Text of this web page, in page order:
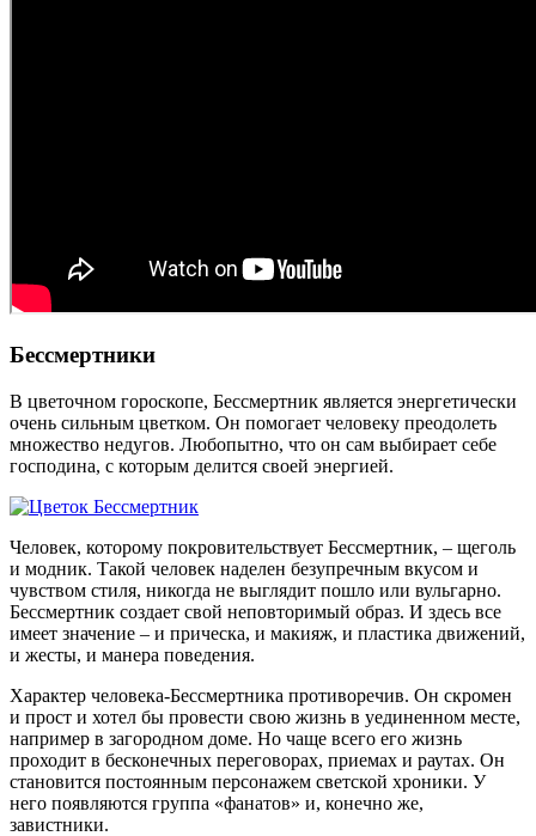
Бессмертники
В цветочном гороскопе, Бессмертник является энергетически
очень сильным цветком. Он помогает человеку преодолеть
множество недугов. Любопытно, что он сам выбирает себе
господина, с которым делится своей энергией.
Человек, которому покровительствует Бессмертник, – щеголь
и модник. Такой человек наделен безупречным вкусом и
чувством стиля, никогда не выглядит пошло или вульгарно.
Бессмертник создает свой неповторимый образ. И здесь все
имеет значение – и прическа, и макияж, и пластика движений,
и жесты, и манера поведения.
Характер человека-Бессмертника противоречив. Он скромен
и прост и хотел бы провести свою жизнь в уединенном месте,
например в загородном доме. Но чаще всего его жизнь
проходит в бесконечных переговорах, приемах и раутах. Он
становится постоянным персонажем светской хроники. У
него появляются группа «фанатов» и, конечно же,
завистники.